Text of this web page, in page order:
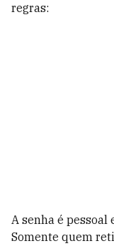
regras:
A senha é
Somente quem